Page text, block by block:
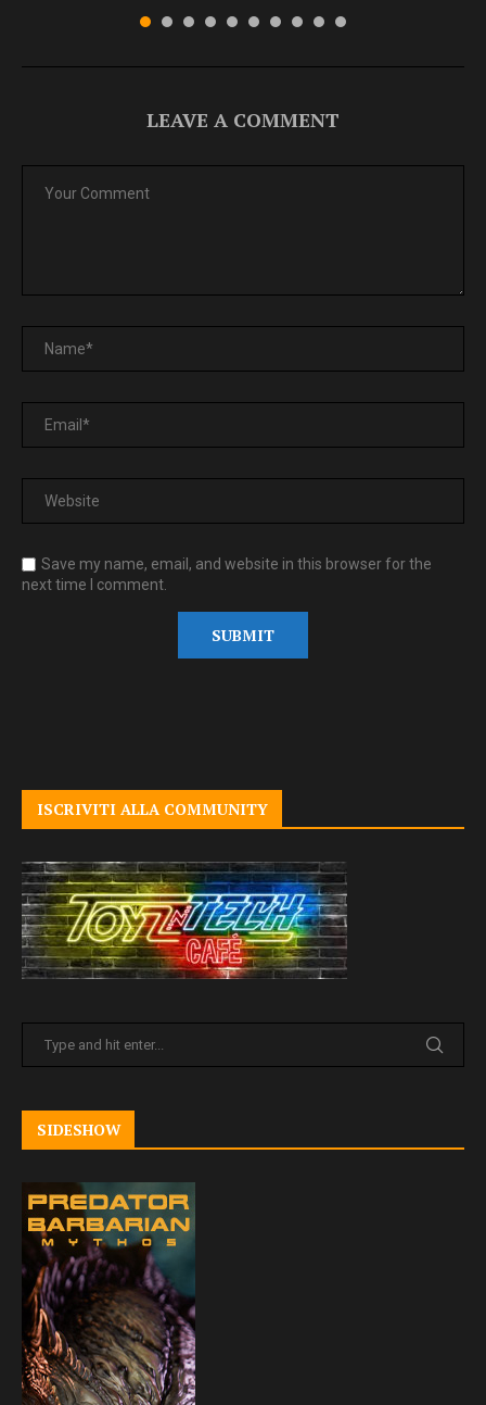
LEAVE A COMMENT
Save my name, email, and website in this browser for the
next time I comment.
ISCRIVITI ALLA COMMUNITY
SIDESHOW